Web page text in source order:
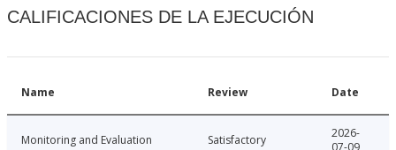
CALIFICACIONES DE LA EJECUCIÓN
Name Review Date
Monitoring and Evaluation Satisfactory
2026-